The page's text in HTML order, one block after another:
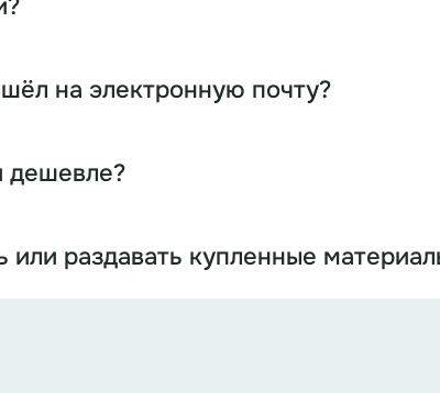
на электронную почту?
дешевле?
или раздавать купленные